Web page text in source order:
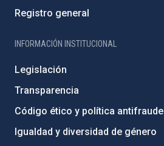
Registro general
INFORMACIÓN INSTITUCIONAL
Legislación
Transparencia
Código ético y política antifraude
Igualdad y diversidad de género